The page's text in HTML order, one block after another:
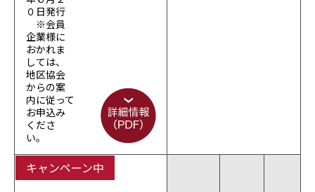
０日発行
※会員
企業様に
おかれま
しては、
地区協会
からの案
内に従って
お申込み
くださ
い。
キャンペーン中